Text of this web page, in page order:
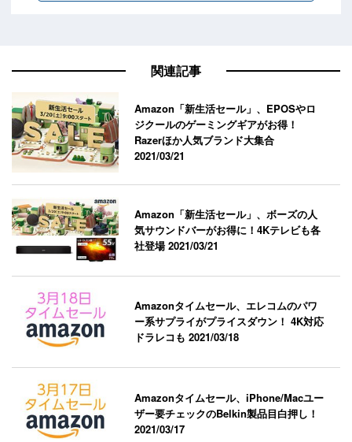
関連記事
Amazon「新生活セール」、EPOSやロ
ジクールのゲーミングギアがお得！
Razerほか人気ブランド大集合
2021/03/21
Amazon「新生活セール」、ボーズの人
気サウンドバーがお得に！4Kテレビも各
社登場2021/03/21
Amazonタイムセール、エレコムのパワ
ー系サプライがプライスダウン！ 4K対応
ドラレコも2021/03/18
Amazonタイムセール、iPhone/Macユー
ザー要チェックのBelkin製品目白押し！
2021/03/17